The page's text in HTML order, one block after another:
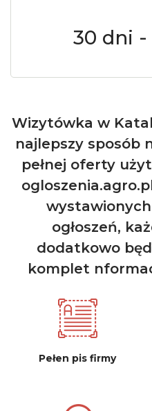
30 dni -
Wizytówka w
najlepszy sposób
pełnej oferty
ogłoszeń,
dodatkowo
komplet
Pełen pis firmy